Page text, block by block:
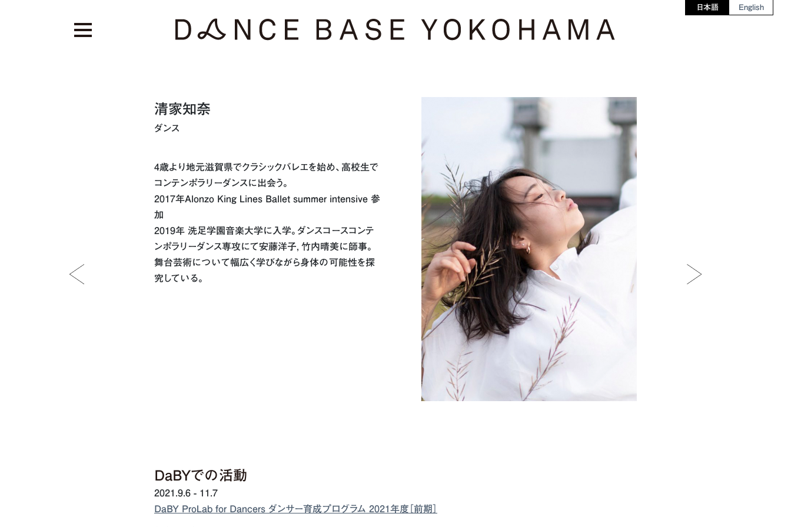
日本語 English
清家知奈
ダンス
4歳より地元滋賀県でクラシックバレエを始め、高校生で
コンテンポラリーダンスに出会う。
2017年Alonzo King Lines Ballet summer intensive 参
加
2019年 洗足学園音楽大学に入学。ダンスコースコンテ
ンポラリーダンス専攻にて安藤洋子，竹内晴美に師事。
舞台芸術について幅広く学びながら身体の可能性を探
究している。
DaBYでの活動
2021.9.6 - 11.7
DaBY ProLab for Dancers ダンサー育成プログラム 2021年度［前期］